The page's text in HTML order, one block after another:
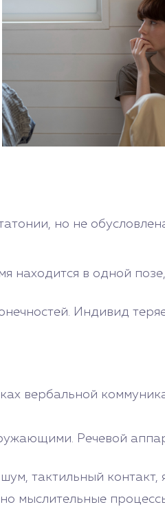
но не
находится в одной
Индивид
вербальной
Речевой
тактильный контакт,
мыслительные